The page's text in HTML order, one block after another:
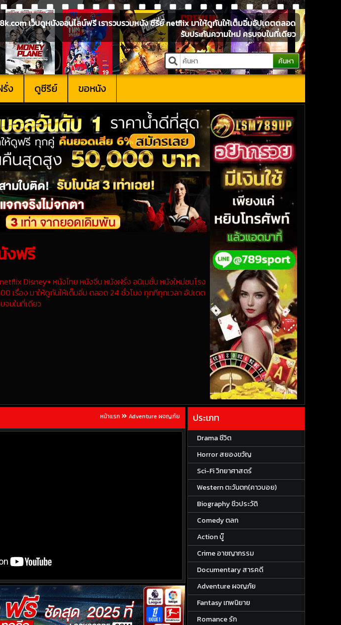
เว็บดูหนังออนไลน์ฟรี เรารวบรวมหนัง ซีรี่ย์ netflix มาให้ดูกันให้เต็มอิ่มอัปเดตตลอด
รับประกันความใหม่ ครบจบในที่เดียว
ค้นหา
ง ดูซีรีย์ ขอหนัง
งฟรี
Disney+ หนังไทย หนังจีน หนังฝรั่ง อนิเมชั่น หนังใหม่ชนโรง
เรื่อง มาให้ดูกันให้เต็มอิ่ม ตลอด 24 ชั่วโมง ทุกทีทุกเวลา อัปเดต
จบในที่เดียว
หน้าแรก Adventure ผจญภัย ประเภท
Drama ชีวิต
Horror สยองขวัญ
Sci-Fi วิทยาศาสตร์
Western ตะวันตก(คาวบอย)
Biography ชีวประวัติ
Comedy ตลก
Action บู๊
Crime อาชญากรรม
Documentary สารคดี
Adventure ผจญภัย
Fantasy เทพนิยาย
Romance รัก